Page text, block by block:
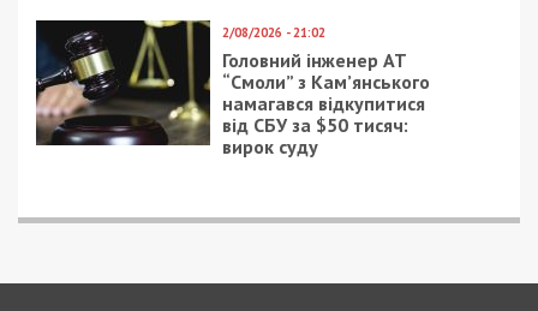
2/08/2026 - 21:02
Головний інженер АТ
“Смоли” з Кам’янського
намагався відкупитися
від СБУ за $50 тисяч:
вирок суду